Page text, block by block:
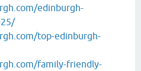
edinburgh-
top-edinburgh-
family-friendly-